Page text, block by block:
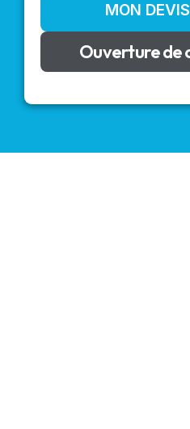
MON
Ouverture de